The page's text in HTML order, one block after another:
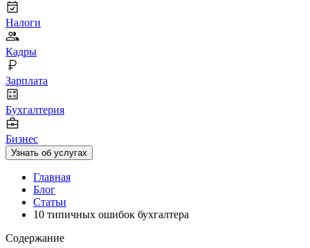
Налоги
Кадры
Зарплата
Бухгалтерия
Бизнес
Узнать об услугах
Главная
Блог
Статьи
10 типичных ошибок бухгалтера
Содержание